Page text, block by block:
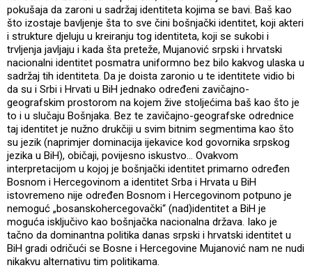
pokušaja da zaroni u sadržaj identiteta kojima se bavi. Baš kao
što izostaje bavljenje šta to sve čini bošnjački identitet, koji akteri
i strukture djeluju u kreiranju tog identiteta, koji se sukobi i
trvljenja javljaju i kada šta preteže, Mujanović srpski i hrvatski
nacionalni identitet posmatra uniformno bez bilo kakvog ulaska u
sadržaj tih identiteta. Da je doista zaronio u te identitete vidio bi
da su i Srbi i Hrvati u BiH jednako određeni zavičajno-
geografskim prostorom na kojem žive stoljećima baš kao što je
to i u slučaju Bošnjaka. Bez te zavičajno-geografske odrednice
taj identitet je nužno drukčiji u svim bitnim segmentima kao što
su jezik (naprimjer dominacija ijekavice kod govornika srpskog
jezika u BiH), običaji, povijesno iskustvo… Ovakvom
interpretacijom u kojoj je bošnjački identitet primarno određen
Bosnom i Hercegovinom a identitet Srba i Hrvata u BiH
istovremeno nije određen Bosnom i Hercegovinom potpuno je
nemoguć „bosanskohercegovački“ (nad)identitet a BiH je
moguća isključivo kao bošnjačka nacionalna država. Iako je
tačno da dominantna politika danas srpski i hrvatski identitet u
BiH gradi odričući se Bosne i Hercegovine Mujanović nam ne nudi
nikakvu alternativu tim politikama.